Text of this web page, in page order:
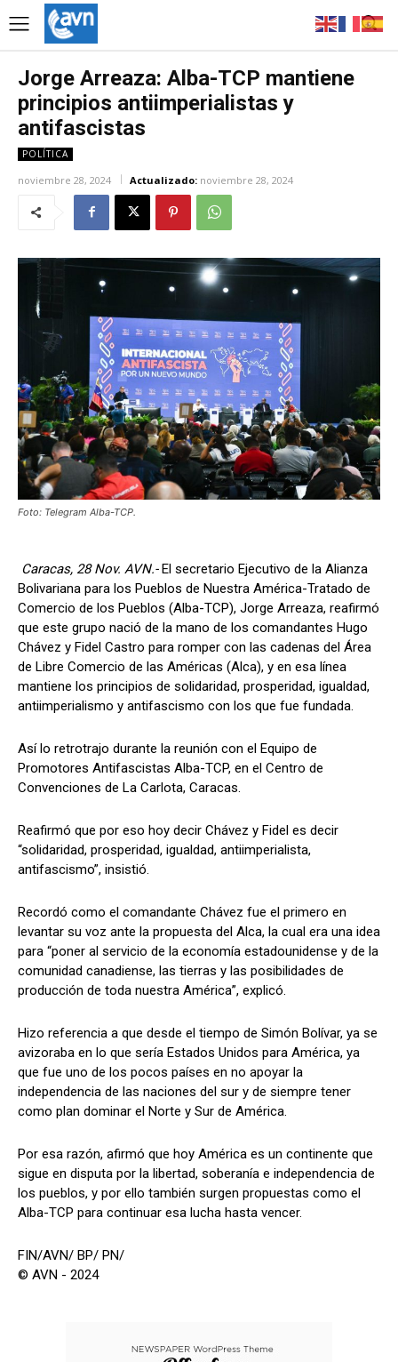
Jorge Arreaza: Alba-TCP mantiene
principios antiimperialistas y
antifascistas
POLÍTICA
noviembre 28, 2024 Actualizado: noviembre 28, 2024
Foto: Telegram Alba-TCP.
Caracas, 28 Nov. AVN.-El secretario Ejecutivo de la Alianza
Bolivariana para los Pueblos de Nuestra América-Tratado de
Comercio de los Pueblos (Alba-TCP), Jorge Arreaza, reafirmó
que este grupo nació de la mano de los comandantes Hugo
Chávez y Fidel Castro para romper con las cadenas del Área
de Libre Comercio de las Américas (Alca), y en esa línea
mantiene los principios de solidaridad, prosperidad, igualdad,
antiimperialismo y antifascismo con los que fue fundada.
Así lo retrotrajo durante la reunión con el Equipo de
Promotores Antifascistas Alba-TCP, en el Centro de
Convenciones de La Carlota, Caracas.
Reafirmó que por eso hoy decir Chávez y Fidel es decir
“solidaridad, prosperidad, igualdad, antiimperialista,
antifascismo”, insistió.
Recordó como el comandante Chávez fue el primero en
levantar su voz ante la propuesta del Alca, la cual era una idea
para “poner al servicio de la economía estadounidense y de la
comunidad canadiense, las tierras y las posibilidades de
producción de toda nuestra América”, explicó.
Hizo referencia a que desde el tiempo de Simón Bolívar, ya se
avizoraba en lo que sería Estados Unidos para América, ya
que fue uno de los pocos países en no apoyar la
independencia de las naciones del sur y de siempre tener
como plan dominar el Norte y Sur de América.
Por esa razón, afirmó que hoy América es un continente que
sigue en disputa por la libertad, soberanía e independencia de
los pueblos, y por ello también surgen propuestas como el
Alba-TCP para continuar esa lucha hasta vencer.
FIN/AVN/ BP/ PN/
© AVN - 2024